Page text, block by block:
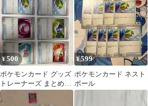
¥500
ポケモンカード グッズ
トレーナーズ まとめセ
ット
¥599
ポケモンカード ネスト
ボール